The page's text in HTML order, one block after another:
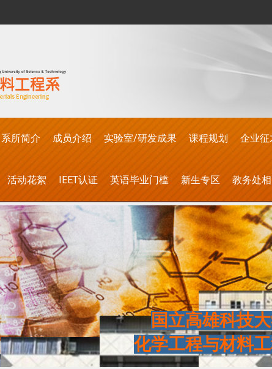
系所简介 成员介绍 实验室/研发成果 课程规划 企业征
活动花絮 IEET认证 英语毕业门槛 新生专区 教务处
国立高雄科技
化学工程与材料